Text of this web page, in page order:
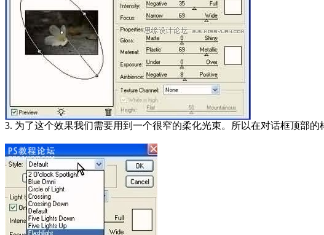
3. 为了这个效果我们需要用到一个很窄的柔化光束。所以在对话框顶部的